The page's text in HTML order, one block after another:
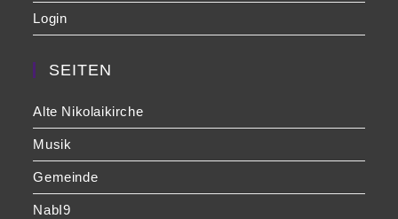
Login
SEITEN
Alte Nikolaikirche
Musik
Gemeinde
NabI9